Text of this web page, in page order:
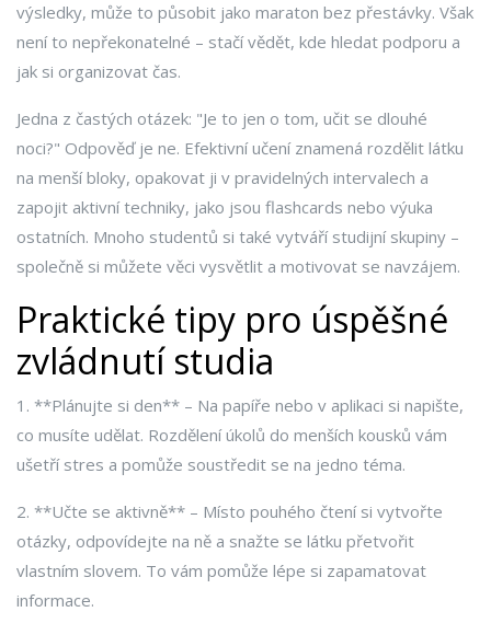
výsledky, může to působit jako maraton bez přestávky. Však
není to nepřekonatelné – stačí vědět, kde hledat podporu a
jak si organizovat čas.
Jedna z častých otázek: "Je to jen o tom, učit se dlouhé
noci?" Odpověď je ne. Efektivní učení znamená rozdělit látku
na menší bloky, opakovat ji v pravidelných intervalech a
zapojit aktivní techniky, jako jsou flashcards nebo výuka
ostatních. Mnoho studentů si také vytváří studijní skupiny –
společně si můžete věci vysvětlit a motivovat se navzájem.
Praktické tipy pro úspěšné
zvládnutí studia
1. **Plánujte si den** – Na papíře nebo v aplikaci si napište,
co musíte udělat. Rozdělení úkolů do menších kousků vám
ušetří stres a pomůže soustředit se na jedno téma.
2. **Učte se aktivně** – Místo pouhého čtení si vytvořte
otázky, odpovídejte na ně a snažte se látku přetvořit
vlastním slovem. To vám pomůže lépe si zapamatovat
informace.